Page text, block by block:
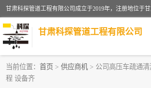
甘肃科探管道工程有限公司
当前位置： 首页 > 供应商机 > 公司高压车疏通
程 设备齐
管道安装维修